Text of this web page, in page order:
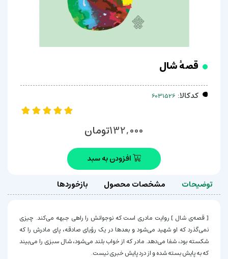
قصۀ شال
کدکالا:
132,000تومان
افزودن به سبد
توضیحات مشخصات محصول بازخوردها
[ قصه‌ی شال ] روایت مادری است که نوجوانش را راهی جبهه می‌کند. چیزی
نمی‌گذرد که او شهید می‌شود و بعدها در یک رؤیای صادقه، پای مادرش را که
شکسته بود، شفا می‌دهد. مادر که از خواب بلند می‌شود، شال سبزی را می‌بیند
که به پایش بسته شده و از درد پایش خبری نیست.